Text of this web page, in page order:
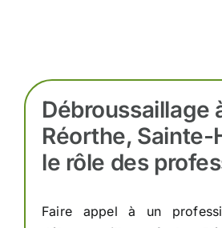
Débroussaillage
Réorthe, Sainte-
le rôle des
Faire appel à un